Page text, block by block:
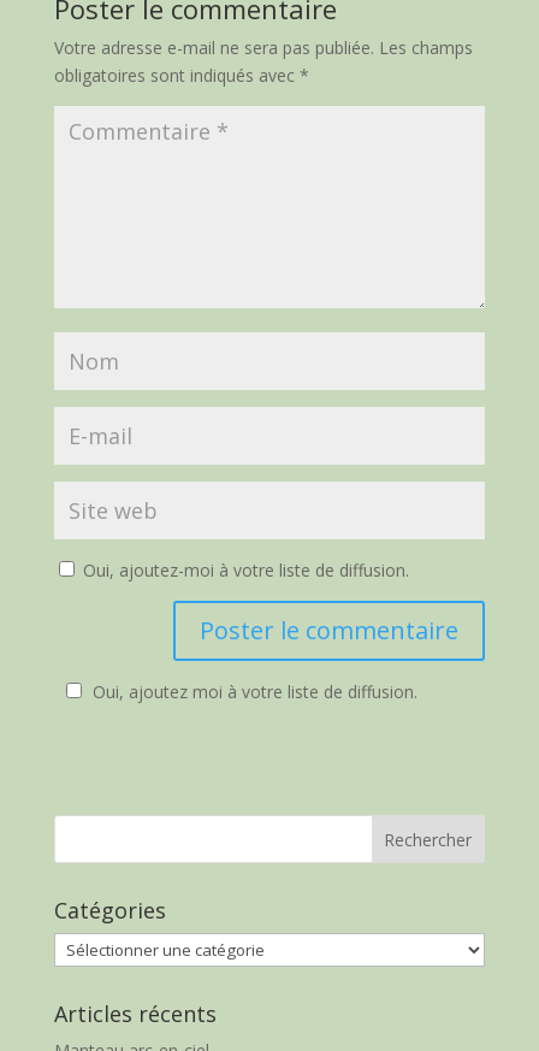
Poster le commentaire
Votre adresse e-mail ne sera pas publiée. Les champs
obligatoires sont indiqués avec *
Oui, ajoutez-moi à votre liste de diffusion.
Oui, ajoutez moi à votre liste de diffusion.
Catégories
Catégories
Articles récents